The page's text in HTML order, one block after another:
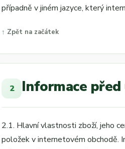
případně v jiném jazyce, který
↑ Zpět na začátek
2 Informace
2.1. Hlavní vlastnosti zboží, jeho
položek v internetovém obchodě.